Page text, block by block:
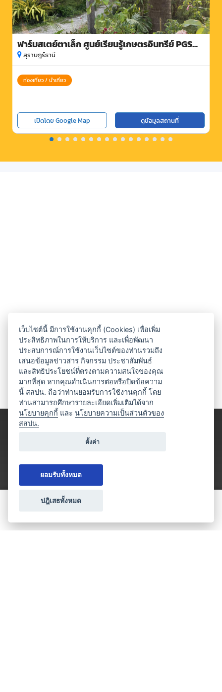
ฟาร์มสเตย์ตาเล็ก ศูนย์เรียนรู้เกษตรอินทรีย์ PGS
พลายวาส
สุราษฎร์ธานี
ท่องเที่ยว / นำเที่ยว
เปิดโดย Google Map ดูข้อมูลสถานที่
ประเภทธุรกิจไมซ์
เว็บไซต์นี้ มีการใช้งานคุกกี้ (Cookies) เพื่อเพิ่ม
ประสิทธิภาพในการให้บริการ และเพื่อพัฒนา
ประสบการณ์การใช้งานเว็บไซต์ของท่านรวมถึง
เสนอข้อมูลข่าวสาร กิจกรรม ประชาสัมพันธ์
และสิทธิประโยชน์ที่ตรงตามความสนใจของคุณ
มากที่สุด หากคุณดำเนินการต่อหรือปิดข้อความ
นี้ สสปน. ถือว่าท่านยอมรับการใช้งานคุกกี้ โดย
ท่านสามารถศึกษารายละเอียดเพิ่มเติมได้จาก
นโยบายคุกกี้ และนโยบายความเป็นส่วนตัวของ
สสปน.
ตั้งค่า
ยอมรับทั้งหมด
ปฎิเสธทั้งหมด